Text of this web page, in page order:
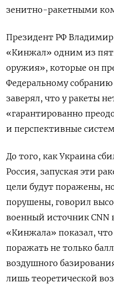
зенитно-ракетными
Президент РФ
«Кинжал» одним из
оружия», которые он
Федеральному собранию
заверял, что у ракеты
«гарантированно
и перспективные
До того, как Украина
Россия, запуская эти
цели будут поражены,
порушены, говорил
военный источник CNN
«Кинжала» показал,
поражать не только
воздушного
лишь теоретической